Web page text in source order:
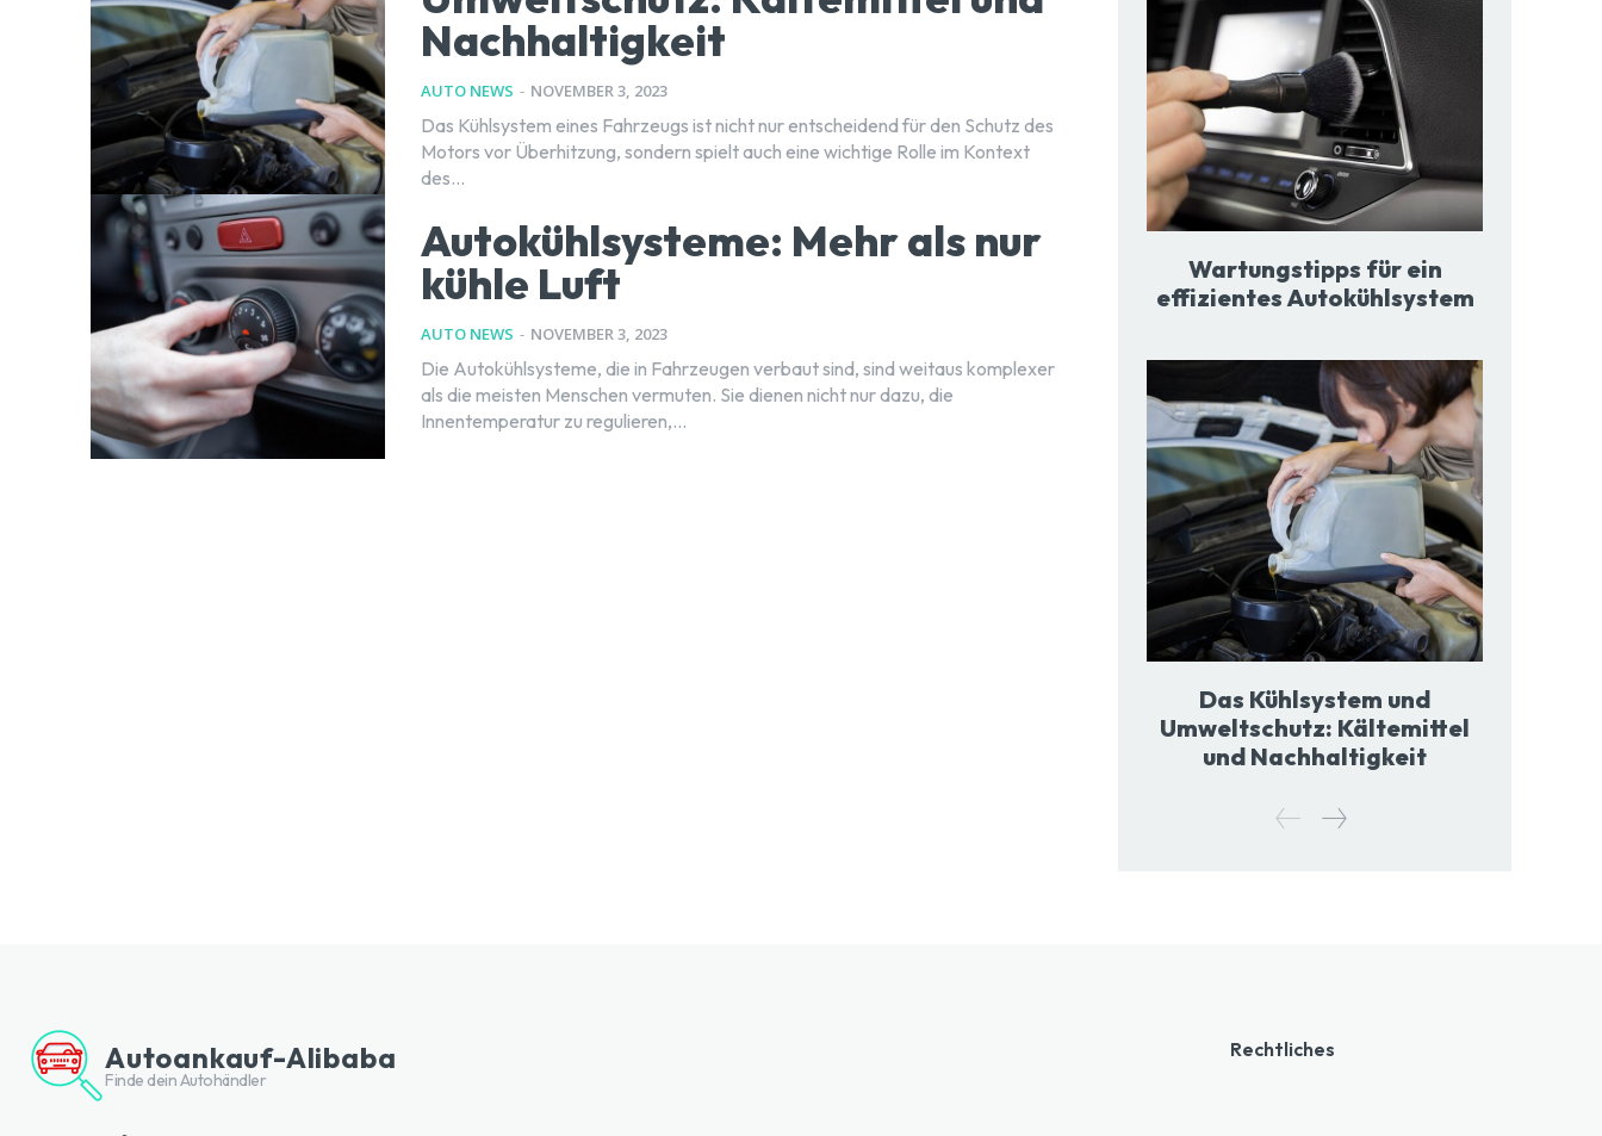
Nachhaltigkeit
AUTO NEWS - NOVEMBER 3, 2023
Das Kühlsystem eines Fahrzeugs ist nicht nur entscheidend für den Schutz des
Motors vor Überhitzung, sondern spielt auch eine wichtige Rolle im Kontext
des...
Autokühlsysteme: Mehr als nur
kühle Luft
AUTO NEWS - NOVEMBER 3, 2023
Die Autokühlsysteme, die in Fahrzeugen verbaut sind, sind weitaus komplexer
als die meisten Menschen vermuten. Sie dienen nicht nur dazu, die
Innentemperatur zu regulieren,...
Wartungstipps für ein
effizientes Autokühlsystem
Das Kühlsystem und
Umweltschutz: Kältemittel
und Nachhaltigkeit
Autoankauf-Alibaba
Finde dein Autohändler
Rechtliches